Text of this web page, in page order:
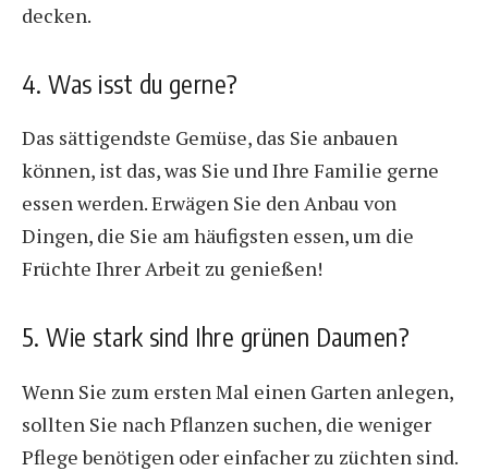
decken.
4. Was isst du gerne?
Das sättigendste Gemüse, das Sie anbauen
können, ist das, was Sie und Ihre Familie gerne
essen werden. Erwägen Sie den Anbau von
Dingen, die Sie am häufigsten essen, um die
Früchte Ihrer Arbeit zu genießen!
5. Wie stark sind Ihre grünen Daumen?
Wenn Sie zum ersten Mal einen Garten anlegen,
sollten Sie nach Pflanzen suchen, die weniger
Pflege benötigen oder einfacher zu züchten sind.